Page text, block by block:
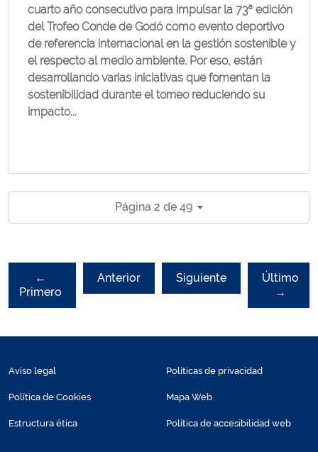
cuarto año consecutivo para impulsar la 73ª edición
del Trofeo Conde de Godó como evento deportivo
de referencia internacional en la gestión sostenible y
el respecto al medio ambiente. Por eso, están
desarrollando varias iniciativas que fomentan la
sostenibilidad durante el torneo reduciendo su
impacto...
Página 2 de 49
←
Primero
Anterior Siguiente
Último
→
Aviso legal
Política de Cookies
Estructura ética
Políticas de privacidad
Mapa Web
Política de accesibilidad web